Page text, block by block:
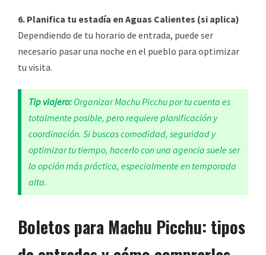
6. Planifica tu estadía en Aguas Calientes (si aplica)
Dependiendo de tu horario de entrada, puede ser
necesario pasar una noche en el pueblo para optimizar
tu visita.
Tip viajero: Organizar Machu Picchu por tu cuenta es
totalmente posible, pero requiere planificación y
coordinación. Si buscas comodidad, seguridad y
optimizar tu tiempo, hacerlo con una agencia suele ser
la opción más práctica, especialmente en temporada
alta.
Boletos para Machu Picchu: tipos